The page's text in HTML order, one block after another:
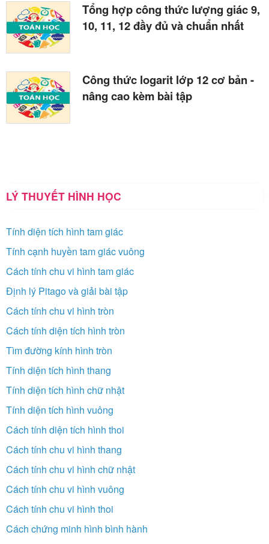
Tổng hợp công thức lượng giác 9,
10, 11, 12 đầy đủ và chuẩn nhất
Công thức logarit lớp 12 cơ bản -
nâng cao kèm bài tập
LÝ THUYẾT HÌNH HỌC
Tính diện tích hình tam giác
Tính cạnh huyền tam giác vuông
Cách tính chu vi hình tam giác
Định lý Pitago và giải bài tập
Cách tính chu vi hình tròn
Cách tính diện tích hình tròn
Tìm đường kính hình tròn
Tính diện tích hình thang
Tính diện tích hình chữ nhật
Tính diện tích hình vuông
Cách tính diện tích hình thoi
Cách tính chu vi hình thang
Cách tính chu vi hình chữ nhật
Cách tính chu vi hình vuông
Cách tính chu vi hình thoi
Cách chứng minh hình bình hành